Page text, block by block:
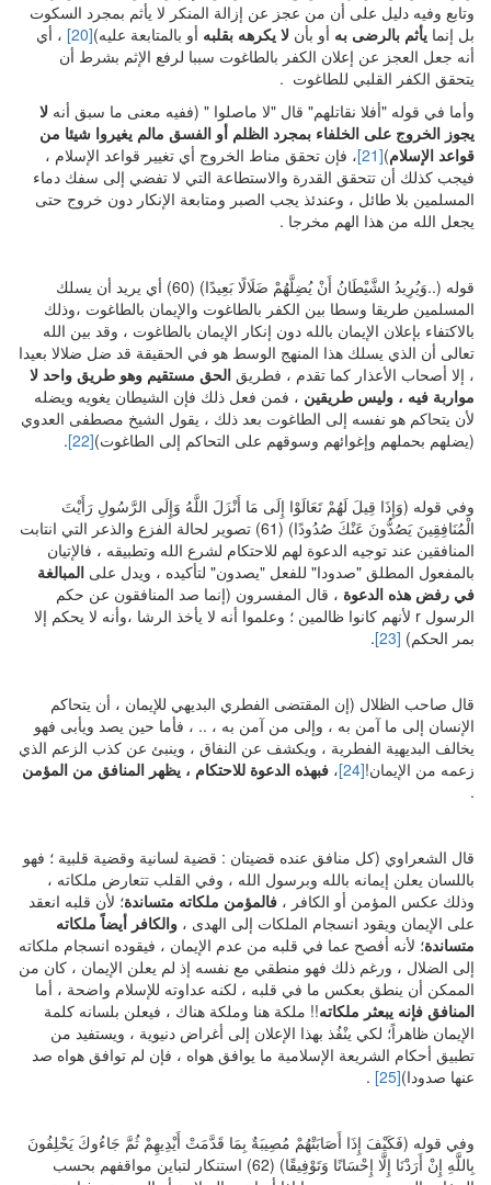
وتابع وفيه دليل على أن من عجز عن إزالة المنكر لا يأثم بمجرد السكوت
بل إنما يأثم بالرضى به أو بأن لا يكرهه بقلبه أو بالمتابعة عليه)[20]
، أي
أنه جعل العجز عن إعلان الكفر بالطاغوت سببا لرفع الإثم بشرط أن
يتحقق الكفر القلبي للطاغوت .
وأما في قوله "أفلا نقاتلهم" قال "لا ماصلوا " (ففيه معنى ما سبق أنه لا
يجوز الخروج على الخلفاء بمجرد الظلم أو الفسق مالم يغيروا شيئا من
قواعد الإسلام)
[21]
، فإن تحقق مناط الخروج أي تغيير قواعد الإسلام ،
فيجب كذلك أن تتحقق القدرة والاستطاعة التي لا تفضي إلى سفك دماء
المسلمين بلا طائل ، وعندئذ يجب الصبر ومتابعة الإنكار دون خروج حتى
يجعل الله من هذا الهم مخرجا .
قوله (..وَيُرِيدُ الشَّيْطَانُ أَنْ يُضِلَّهُمْ ضَلَالًا بَعِيدًا) (60) أي يريد أن يسلك
المسلمين طريقا وسطا بين الكفر بالطاغوت والإيمان بالطاغوت ،وذلك
بالاكتفاء بإعلان الإيمان بالله دون إنكار الإيمان بالطاغوت ، وقد بين الله
تعالى أن الذي يسلك هذا المنهج الوسط هو في الحقيقة قد ضل ضلالا بعيدا
، إلا أصحاب الأعذار كما تقدم ، فطريق الحق مستقيم وهو طريق واحد لا
مواربة فيه ، وليس طريقين ، فمن فعل ذلك فإن الشيطان يغويه ويضله
لأن يتحاكم هو نفسه إلى الطاغوت بعد ذلك ، يقول الشيخ مصطفى العدوي
(يضلهم بحملهم وإغوائهم وسوقهم على التحاكم إلى الطاغوت)[22]
.
وفي قوله (وَإِذَا قِيلَ لَهُمْ تَعَالَوْا إِلَى مَا أَنْزَلَ اللَّهُ وَإِلَى الرَّسُولِ رَأَيْتَ
الْمُنَافِقِينَ يَصُدُّونَ عَنْكَ صُدُودًا) (61) تصوير لحالة الفزع والذعر التي انتابت
المنافقين عند توجيه الدعوة لهم للاحتكام لشرع الله وتطبيقه ، فالإتيان
بالمفعول المطلق "صدودا" للفعل "يصدون" لتأكيده ، ويدل على المبالغة
في رفض هذه الدعوة ، قال المفسرون (إنما صد المنافقون عن حكم
الرسول r لأنهم كانوا ظالمين ؛ وعلموا أنه لا يأخذ الرشا ،وأنه لا يحكم إلا
بمر الحكم) [23]
.
قال صاحب الظلال (إن المقتضى الفطري البديهي للإيمان ، أن يتحاكم
الإنسان إلى ما آمن به ، وإلى من آمن به ، .. ، فأما حين يصد ويأبى فهو
يخالف البديهية الفطرية ، ويكشف عن النفاق ، وينبئ عن كذب الزعم الذي
زعمه من الإيمان![24] ، فبهذه الدعوة للاحتكام ، يظهر المنافق من المؤمن
.
قال الشعراوي (كل منافق عنده قضيتان : قضية لسانية وقضية قلبية ؛ فهو
باللسان يعلن إيمانه بالله وبرسول الله ، وفي القلب تتعارض ملكاته ،
وذلك عكس المؤمن أو الكافر ، فالمؤمن ملكاته متساندة؛ لأن قلبه انعقد
على الإيمان ويقود انسجام الملكات إلى الهدى ، والكافر أيضاً ملكاته
متساندة؛ لأنه أفصح عما في قلبه من عدم الإيمان ، فيقوده انسجام ملكاته
إلى الضلال ، ورغم ذلك فهو منطقي مع نفسه إذ لم يعلن الإيمان ، كان من
الممكن أن ينطق بعكس ما في قلبه ، لكنه عداوته للإسلام واضحة ، أما
المنافق فإنه يبعثر ملكاته!! ملكة هنا وملكة هناك ، فيعلن بلسانه كلمة
الإيمان ظاهراً؛ لكي ينْفُذ بهذا الإعلان إلى أغراض دنيوية ، ويستفيد من
تطبيق أحكام الشريعة الإسلامية ما يوافق هواه ، فإن لم توافق هواه صد
عنها صدودا)[25]
.
وفي قوله (فَكَيْفَ إِذَا أَصَابَتْهُمْ مُصِيبَةٌ بِمَا قَدَّمَتْ أَيْدِيهِمْ ثُمَّ جَاءُوكَ يَحْلِفُونَ
بِاللَّهِ إِنْ أَرَدْنَا إِلَّا إِحْسَانًا وَتَوْفِيقًا) (62) استنكار لتباين مواقفهم بحسب